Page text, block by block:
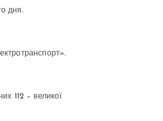
дня.
112 – великої